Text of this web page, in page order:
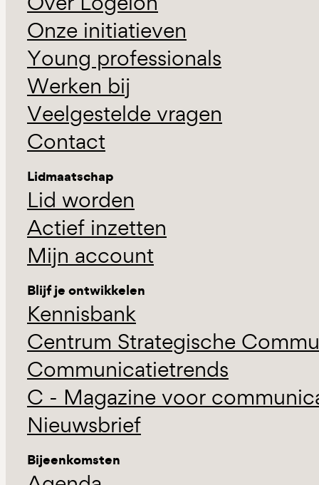
Onze initiatieven
Young professionals
Werken bij
Veelgestelde vragen
Contact
Lidmaatschap
Lid worden
Actief inzetten
Mijn account
Blijf je ontwikkelen
Kennisbank
Centrum Strategische
Communicatietrends
C - Magazine voor
Nieuwsbrief
Bijeenkomsten